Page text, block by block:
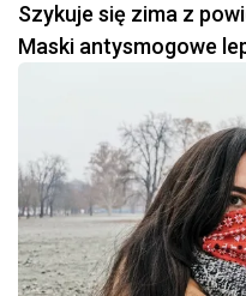
Szykuje się zima z
Maski antysmogowe